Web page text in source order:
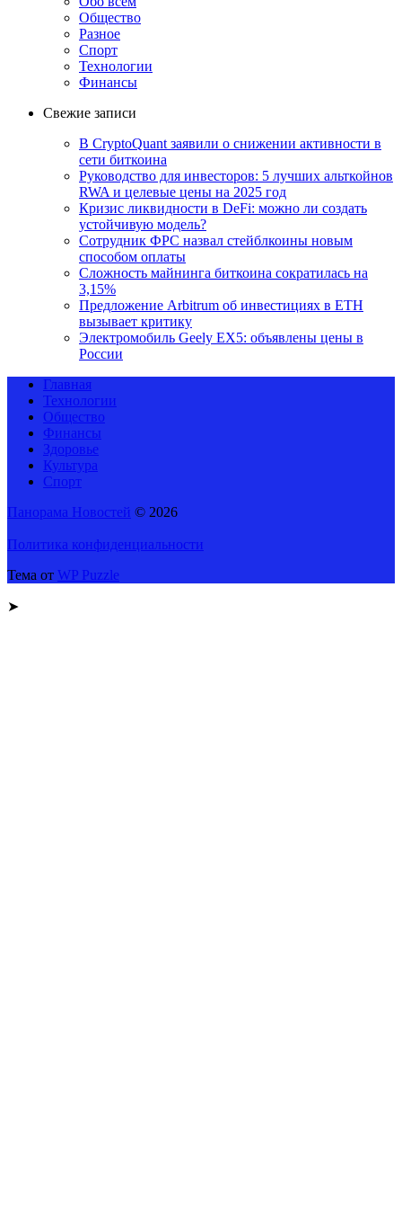
Общество
Разное
Спорт
Технологии
Финансы
Свежие записи
В CryptoQuant заявили о снижении активности в
сети биткоина
Руководство для инвесторов: 5 лучших альткойнов
RWA и целевые цены на 2025 год
Кризис ликвидности в DeFi: можно ли создать
устойчивую модель?
Сотрудник ФРС назвал стейблкоины новым
способом оплаты
Сложность майнинга биткоина сократилась на
3,15%
Предложение Arbitrum об инвестициях в ETH
вызывает критику
Электромобиль Geely EX5: объявлены цены в
России
Главная
Технологии
Общество
Финансы
Здоровье
Культура
Спорт
Панорама Новостей © 2026
Политика конфиденциальности
Тема от WP Puzzle
➤